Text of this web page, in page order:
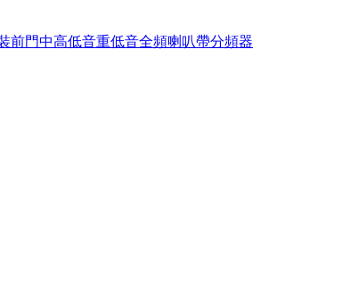
前門中高低音重低音全頻喇叭帶分頻器